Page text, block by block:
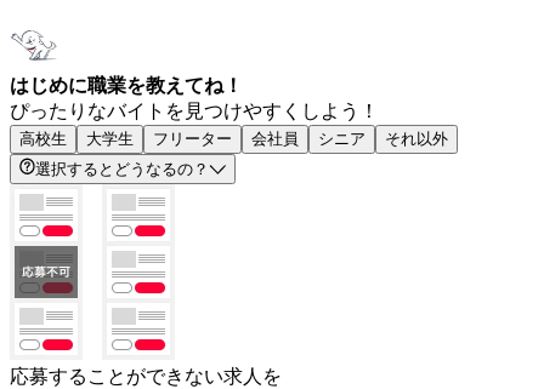
はじめに職業を教えてね！
ぴったりなバイトを見つけやすくしよう！
高校生 大学生 フリーター 会社員 シニア
それ以外
選択するとどうなるの？
応募することができない求人を